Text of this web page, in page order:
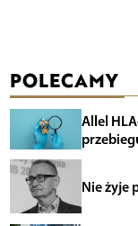
POLECAMY
Allel
Nie żyje